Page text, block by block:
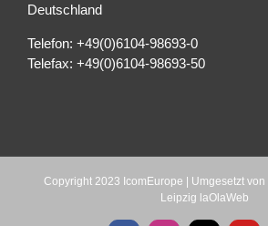
Deutschland
Telefon: +49(0)6104-98693-0
Telefax: +49(0)6104-98693-50
Copyright 2023 IcomEurope | Umgesetzt von
Leipzig laOlaWeb